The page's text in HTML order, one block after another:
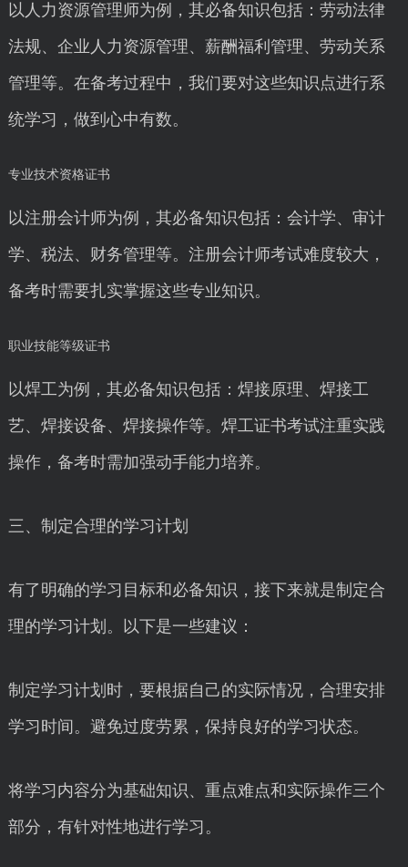
以人力资源管理师为例，其必备知识包括：劳动法律
法规、企业人力资源管理、薪酬福利管理、劳动关系
管理等。在备考过程中，我们要对这些知识点进行系
统学习，做到心中有数。
专业技术资格证书
以注册会计师为例，其必备知识包括：会计学、审计
学、税法、财务管理等。注册会计师考试难度较大，
备考时需要扎实掌握这些专业知识。
职业技能等级证书
以焊工为例，其必备知识包括：焊接原理、焊接工
艺、焊接设备、焊接操作等。焊工证书考试注重实践
操作，备考时需加强动手能力培养。
三、制定合理的学习计划
有了明确的学习目标和必备知识，接下来就是制定合
理的学习计划。以下是一些建议：
制定学习计划时，要根据自己的实际情况，合理安排
学习时间。避免过度劳累，保持良好的学习状态。
将学习内容分为基础知识、重点难点和实际操作三个
部分，有针对性地进行学习。